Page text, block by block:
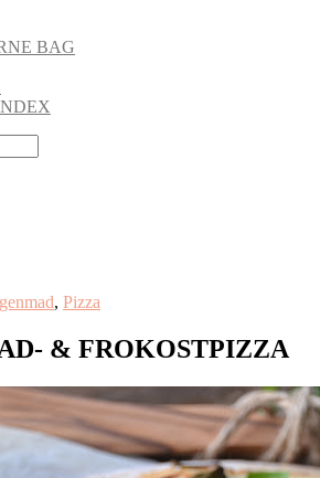
BAG
, Pizza
& FROKOSTPIZZA